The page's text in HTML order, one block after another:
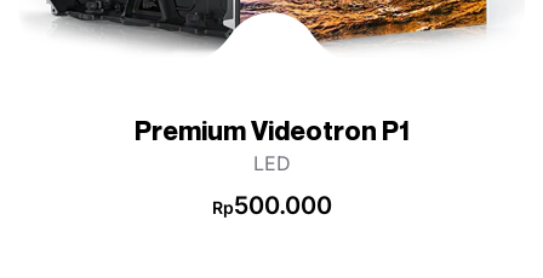
Premium Videotron P1
LED
Rp500.000